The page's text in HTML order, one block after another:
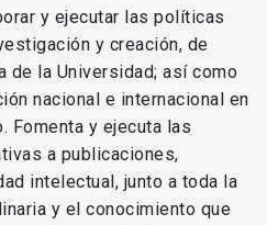
y ejecutar las políticas
y creación, de
de la Universidad; así como
nacional e internacional en
Fomenta y ejecuta las
a publicaciones,
intelectual, junto a toda la
y el conocimiento que